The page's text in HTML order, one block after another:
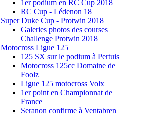
1er podium en RC Cup 2018
RC Cup - Lédenon 18
Super Duke Cup - Protwin 2018
Galeries photos des courses
Challenge Protwin 2018
Motocross Ligue 125
125 SX sur le podium à Pertuis
Motocross 125cc Domaine de
Foolz
Ligue 125 motocross Volx
1er point en Championnat de
France
Seranon confirme à Ventabren